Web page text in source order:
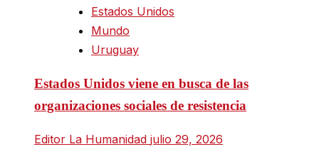
Estados Unidos
Mundo
Uruguay
Estados Unidos viene en busca de las
organizaciones sociales de resistencia
Editor La Humanidad julio 29, 2026